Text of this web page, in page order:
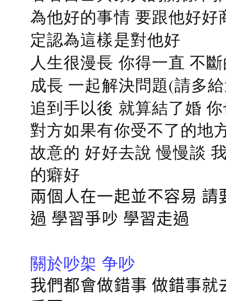
為他好的事情 要跟他好
定認為這樣是對他好
人生很漫長 你得一直 不
成長 一起解決問題(請多
追到手以後 就算結了婚
對方如果有你受不了的地
故意的 好好去說 慢慢談
的癖好
兩個人在一起並不容易
過 學習爭吵 學習走過
關於吵架 争吵
我們都會做錯事 做錯事